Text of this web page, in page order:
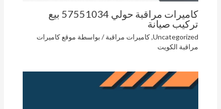
كاميرات مراقبة حولي 57551034 بيع
تركيب صيانة
Uncategorized
,كاميرات مراقبة / بواسطة موقع كاميرات
مراقبة الكويت